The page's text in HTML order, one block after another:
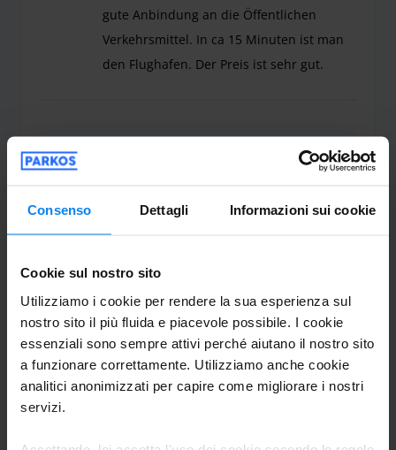
Consenso Dettagli Informazioni sui cookie
Cookie sul nostro sito
Utilizziamo i cookie per rendere la sua esperienza sul
nostro sito il più fluida e piacevole possibile. I cookie
essenziali sono sempre attivi perché aiutano il nostro sito
a funzionare correttamente. Utilizziamo anche cookie
analitici anonimizzati per capire come migliorare i nostri
servizi.
gute Anbindung an die Öffentlichen
Verkehrsmittel. In ca 15 Minuten ist man
den Flughafen. Der Preis ist sehr gut.
Parkplatz Online Zürich (ohne Shuttle)
freut uns sehr, dass Sie mit unserem
Service zufrieden waren. Besonders schön
konnten und dadurch Parkgebühren
sparen konnten. Wir würden uns freuen,
Sie bei Ihrer nächsten Reise wieder bei
uns begrüssen zu dürfen.